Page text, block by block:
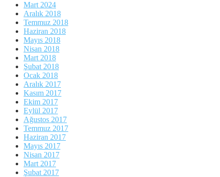
Mart 2024
Aralık 2018
Temmuz 2018
Haziran 2018
Mayıs 2018
Nisan 2018
Mart 2018
Şubat 2018
Ocak 2018
Aralık 2017
Kasım 2017
Ekim 2017
Eylül 2017
Ağustos 2017
Temmuz 2017
Haziran 2017
Mayıs 2017
Nisan 2017
Mart 2017
Şubat 2017